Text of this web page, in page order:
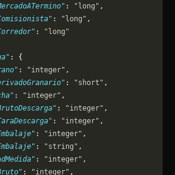
: "long" ,
: "long" ,
:
"long"
: {
: "integer" ,
: "short" ,
: "integer" ,
: "integer" ,
: "integer" ,
: "integer" ,
: "string" ,
: "integer" ,
: "integer" ,